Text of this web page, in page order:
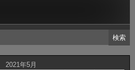
2021年5月